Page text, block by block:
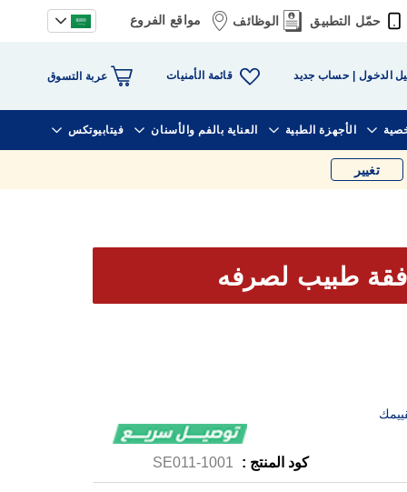
حمّل التطبيق الوظائف مواقع الفروع
الدخول حساب جديد قائمة الأمنيات عربة التسوق
الأجهزة الطبية العناية بالفم والأسنان فيتابيوتكس
تغيير
طبيب لصرفه
كود المنتج : 1001-SE011